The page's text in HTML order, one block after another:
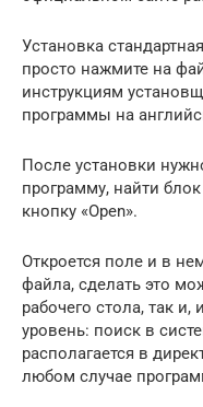
Установка
просто нажмите на
инструкциям
программы на
После установки
программу, найти
кнопку «Open».
Откроется поле и в
файла, сделать это
рабочего стола, так
уровень: поиск в
располагается в
любом случае